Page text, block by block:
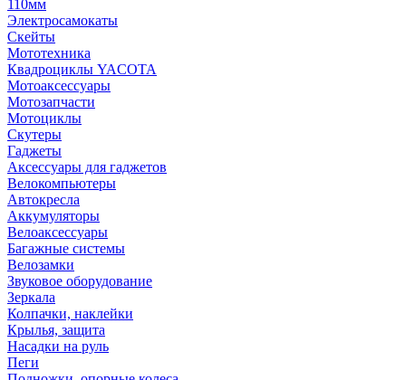
110мм
Электросамокаты
Скейты
Мототехника
Квадроциклы YACOTA
Мотоаксессуары
Мотозапчасти
Мотоциклы
Скутеры
Гаджеты
Аксессуары для гаджетов
Велокомпьютеры
Автокресла
Аккумуляторы
Велоаксессуары
Багажные системы
Велозамки
Звуковое оборудование
Зеркала
Колпачки, наклейки
Крылья, защита
Насадки на руль
Пеги